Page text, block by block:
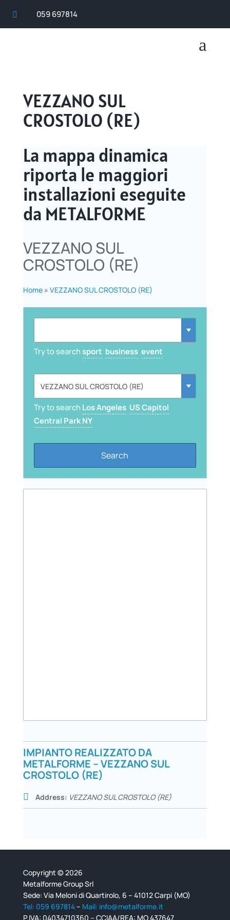
 059 697814
a
VEZZANO SUL
CROSTOLO (RE)
La mappa dinamica
riporta le maggiori
installazioni eseguite
da METALFORME
VEZZANO SUL
CROSTOLO (RE)
Home» VEZZANO SUL CROSTOLO (RE)
Try to searchsport business event
Try to searchLos Angeles US Capitol
Central Park NY
IMPIANTO REALIZZATO DA
METALFORME – VEZZANO SUL
CROSTOLO (RE)
Address: VEZZANO SUL CROSTOLO (RE)
Copyright © 2026
Metalforme Group Srl
Sede: Via Meloni di Quartirolo, 6 – 41012 Carpi (MO)
Tel: 059 697814– Mail: info@metalforme.it
P.IVA: 04034710360 – CCIAA/REA: MO 437647